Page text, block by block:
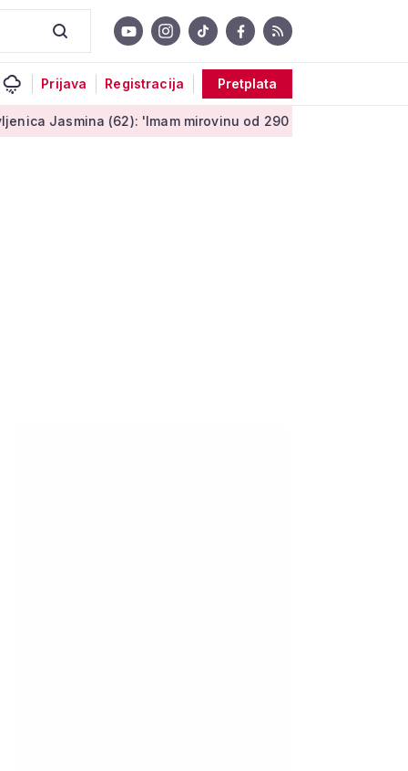
Prijava Registracija Pretplata
'Imam mirovinu od 290 eura, a dobijem i socijalnu